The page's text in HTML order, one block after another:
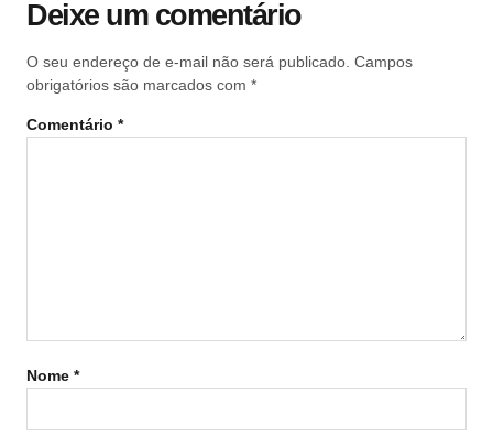
Deixe um comentário
O seu endereço de e-mail não será publicado. Campos
obrigatórios são marcados com *
Comentário *
Nome *